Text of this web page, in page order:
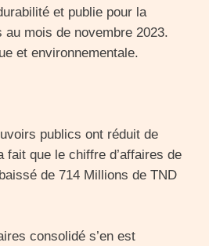
et publie pour la
mois de novembre 2023.
et environnementale.
publics ont réduit de
fait que le chiffre d’affaires de
de 714 Millions de TND
consolidé s’en est